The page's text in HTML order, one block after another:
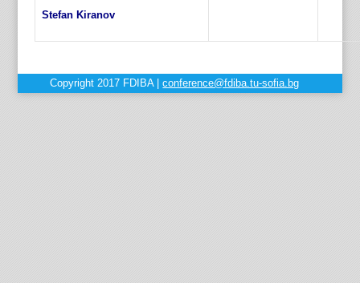
Stefan Kiranov
Copyright 2017 FDIBA |conference@fdiba.tu-sofia.bg